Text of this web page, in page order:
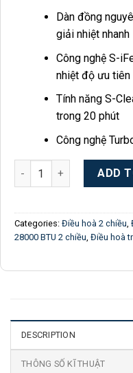
Dàn đồng
giải nhiệt nhanh
Công nghệ S-
nhiệt độ ưu tiên
Tính năng S-
trong 20 phút
Công nghệ
APS/APO-H120 ADD
Categories: Điều hoà 2 chiều
28000 BTU 2 chiều Điều hoà
DESCRIPTION
THÔNG SỐ KĨ THUẬT